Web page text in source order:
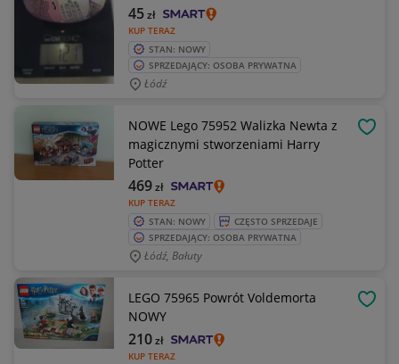
KUP TERAZ
45zł
STAN: NOWY
SPRZEDAJĄCY: OSOBA PRYWATNA
Łódź
NOWE Lego 75952 Walizka Newta z
magicznymi stworzeniami Harry
Potter
KUP TERAZ
469zł
STAN: NOWY
CZĘSTO SPRZEDAJE
SPRZEDAJĄCY: OSOBA PRYWATNA
Łódź, Bałuty
LEGO 75965 Powrót Voldemorta
NOWY
KUP TERAZ
210zł